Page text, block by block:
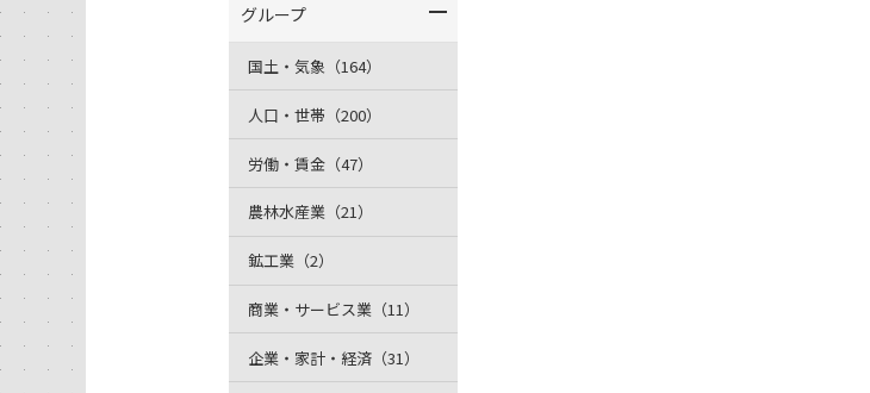
グループ
国土・気象（164）
人口・世帯（200）
労働・賃金（47）
農林水産業（21）
鉱工業（2）
商業・サービス業（11）
企業・家計・経済（31）